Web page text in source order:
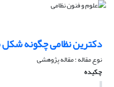
دکترین نظامی چگونه
نوع مقاله : مقاله پژوهشی
چکیده